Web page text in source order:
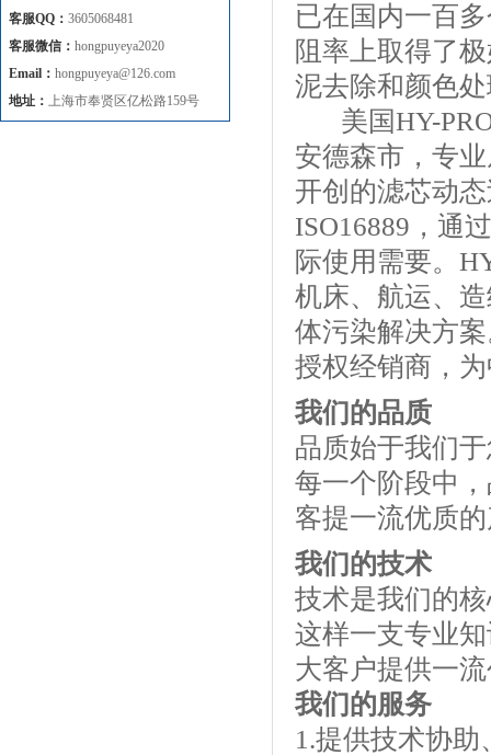
已在国内一百
阻率上取得了
泥去除和颜色
美国HY-PRO
安德森市，专
开创的滤芯动
ISO16889，通
际使用需要。
机床、航运、
体污染解决方
授权经销商，
我们的品质
品质始于我们
每一个阶段中
客提一流优质
我们的技术
技术是我们的
这样一支专业
大客户提供一
我们的服务
1.提供技术协助
客服QQ： 3605068481
客服微信： hongpuyeya2020
Email： hongpuyeya@126.com
地址： 上海市奉贤区亿松路159号